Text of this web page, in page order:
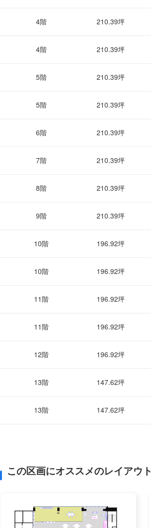
4階 210.39坪
4階 210.39坪
5階 210.39坪
5階 210.39坪
6階 210.39坪
7階 210.39坪
8階 210.39坪
9階 210.39坪
10階 196.92坪
10階 196.92坪
11階 196.92坪
11階 196.92坪
12階 196.92坪
13階 147.62坪
13階 147.62坪
この区画にオススメのレイアウト